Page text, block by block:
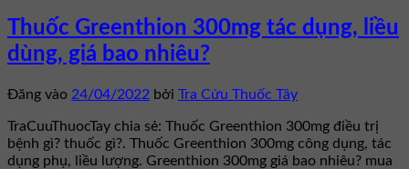
Thuốc Greenthion 300mg tác dụng, liều
dùng, giá bao nhiêu?
Đăng vào 24/04/2022 bởi Tra Cứu Thuốc Tây
TraCuuThuocTay chia sẻ: Thuốc Greenthion 300mg điều trị
bệnh gì? thuốc gì?. Thuốc Greenthion 300mg công dụng, tác
dụng phụ, liều lượng. Greenthion 300mg giá bao nhiêu? mua